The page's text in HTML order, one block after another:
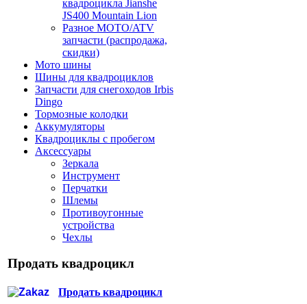
квадроцикла Jianshe
JS400 Mountain Lion
Разное МОТО/ATV
запчасти (распродажа,
скидки)
Мото шины
Шины для квадроциклов
Запчасти для снегоходов Irbis
Dingo
Тормозные колодки
Аккумуляторы
Квадроциклы с пробегом
Аксессуары
Зеркала
Инструмент
Перчатки
Шлемы
Противоугонные
устройства
Чехлы
Продать квадроцикл
Продать квадроцикл